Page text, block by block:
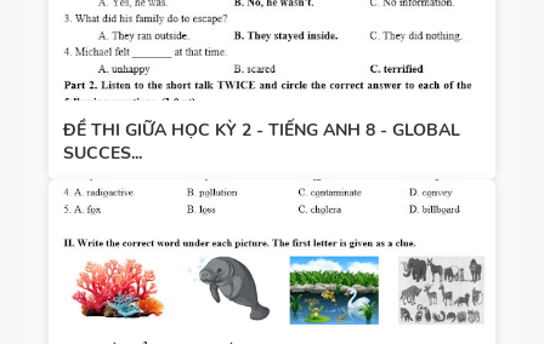
ĐỀ THI GIỮA HỌC KỲ 2 - TIẾNG ANH 8 - GLOBAL
SUCCES...